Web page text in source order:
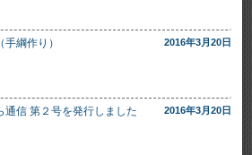
綱作り） 2016年3月20日
通信 第２号を発行しました 2016年3月20日